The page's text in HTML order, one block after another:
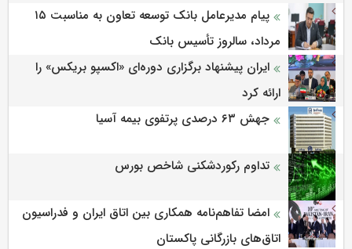
پیام مدیرعامل بانک توسعه تعاون به مناسبت ۱۵
مرداد، سالروز تأسیس بانک
ایران پیشنهاد برگزاری دوره‌ای «اکسپو بریکس» را
ارائه کرد
جهش ۶۳ درصدی پرتفوی بیمه آسیا
تداوم رکوردشکنی شاخص بورس
امضا تفاهم‌نامه همکاری بین اتاق ایران و فدراسیون
اتاق‌های بازرگانی پاکستان